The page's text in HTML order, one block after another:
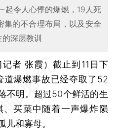
起令人心悸的爆燃，19人死
集的不合理布局，以及安全
深层教训
记者 张霞）截止到11日下
道爆燃事故已经夺取了52
不明。超过50个鲜活的生
买菜中随着一声爆炸陨
儿和寡母。